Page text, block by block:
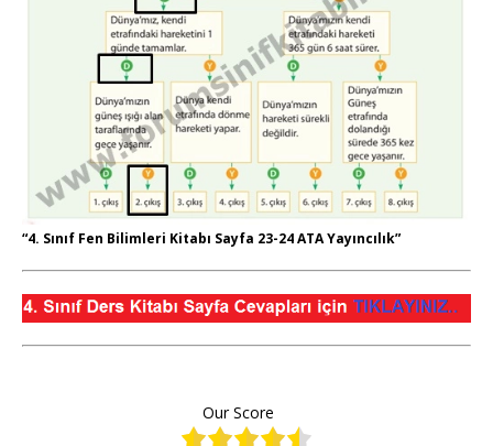
“4. Sınıf Fen Bilimleri Kitabı Sayfa 23-24 ATA Yayıncılık”
Our Score